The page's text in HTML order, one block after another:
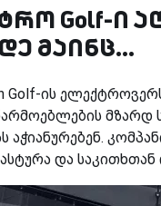
Golf-ი
მაინც...
Golf-ის
აჭიანურებენ.
და